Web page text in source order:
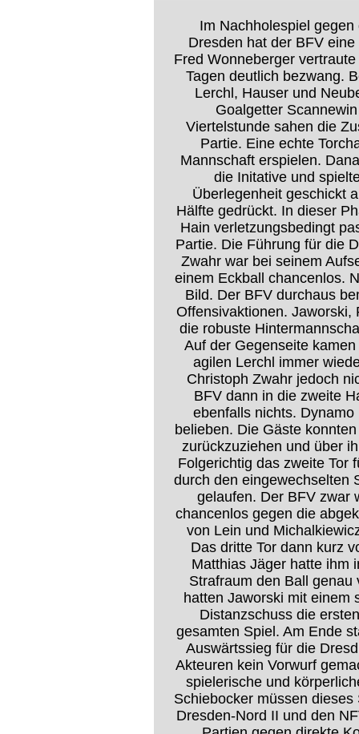
Im Nachholespiel
Dresden hat der BFV
Fred Wonneberger
Tagen deutlich bezwang.
Lerchl, Hauser und
Goalgetter
Viertelstunde sahen die
Partie. Eine echte
Mannschaft erspielen.
die Initative und
Überlegenheit geschickt
Hälfte gedrückt. In dieser
Hain verletzungsbedingt
Partie. Die Führung für die
Zwahr war bei seinem
einem Eckball chancenlos.
Bild. Der BFV durchaus
Offensivaktionen. Jaworski,
die robuste
Auf der Gegenseite
agilen Lerchl immer
Christoph Zwahr jedoch
BFV dann in die zweite
ebenfalls nichts.
belieben. Die Gäste
zurückzuziehen und über
Folgerichtig das zweite Tor
durch den eingewechselten
gelaufen. Der BFV zwar
chancenlos gegen die
von Lein und
Das dritte Tor dann kurz
Matthias Jäger hatte ihm
Strafraum den Ball
hatten Jaworski mit einem
Distanzschuss die
gesamten Spiel. Am Ende
Auswärtssieg für die
Akteuren kein Vorwurf
spielerische und
Schiebocker müssen
Dresden-Nord II und den